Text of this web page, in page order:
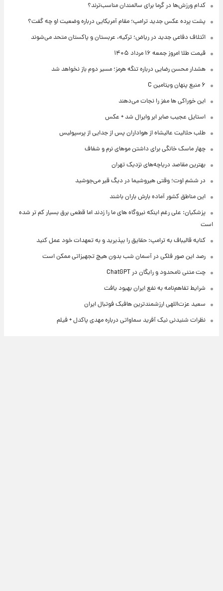
کدام ورزش‌ها در گرما برای سالمندان مناسب‌ترند؟
پشت پرده عکس جدید ترامپ؛ مقام آمریکایی درباره وضعیت او چه گفت؟
ائتلاف دفاعی جدید در ریاض؛ ترکیه، عربستان و پاکستان متحد می‌شوند
قیمت طلا امروز جمعه ۱۶ مرداد ۱۴۰۵
هشدار محسن رضایی درباره تنگه هرمز؛ مسیر دوم باز نخواهد شد
۶ منبع پنهان ویتامین C
این خوراکی ها مغز را نجات می‌دهند
استایل عجیب صابر ابر وایرال شد + عکس
طلب حلالیت عالیشاه از هواداران پس از جدایی از پرسپولیس
چهار ماسک خانگی برای داشتن موهای نرم و شفاف
بهترین مقاصد دریاچه‌های نزدیک تهران
در ششم اوت؛ وقتی هیروشیما در دیگ قیر می‌جوشید
این مناطق کشور آماده بارش باران باشند
پزشکیان: علی رغم اینکه نیروگاه های ما را زدند اما قطعی برق بسیار کم تر شده
است
کنایه قالیباف به ترامپ: حقایق را بپذیرید و به تعهدات خود عمل کنید
رصد این صور فلکی در آسمان شب بدون هیچ تجهیزاتی ممکن است
چت متنی نامحدود و رایگان در ChatGPT
شرایط تفاهم‌نامه به نفع ایران بهبود یافت
سعید عزت‌اللهی ارزشمندترین هافبک فوتبال ایران
نظرات شنیدنی نیک آفرید سماواتی درباره مهدی پاکدل + فیلم